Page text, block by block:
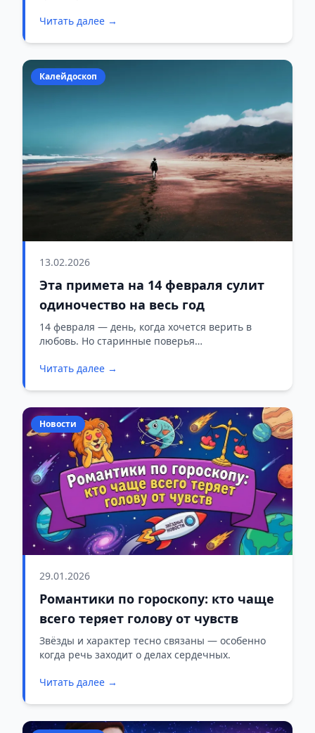
Читать далее →
Калейдоскоп
13.02.2026
Эта примета на 14 февраля сулит
одиночество на весь год
14 февраля — день, когда хочется верить в
любовь. Но старинные поверья
влюблённых может обернуться целым годом
задумываясь.
Читать далее →
Новости
29.01.2026
Романтики по гороскопу: кто чаще
всего теряет голову от чувств
Звёзды и характер тесно связаны — особенно
когда речь заходит о делах сердечных.
Читать далее →